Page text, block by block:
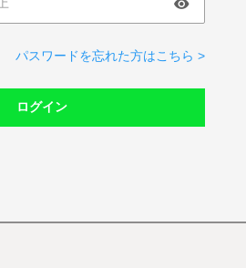
パスワードを忘れた方はこちら >
ログイン